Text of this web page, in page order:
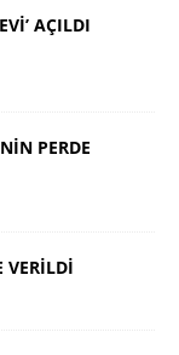
AÇILDI
PERDE
VERİLDİ